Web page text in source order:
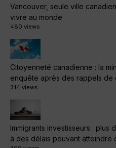
Vancouver, seule ville
vivre au monde
480 views
Citoyenneté canadienne : la
enquête après des rappels de
314 views
Immigrants investisseurs :
à des délais pouvant atteindre